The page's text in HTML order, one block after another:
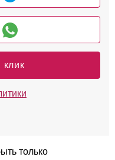
клик
только